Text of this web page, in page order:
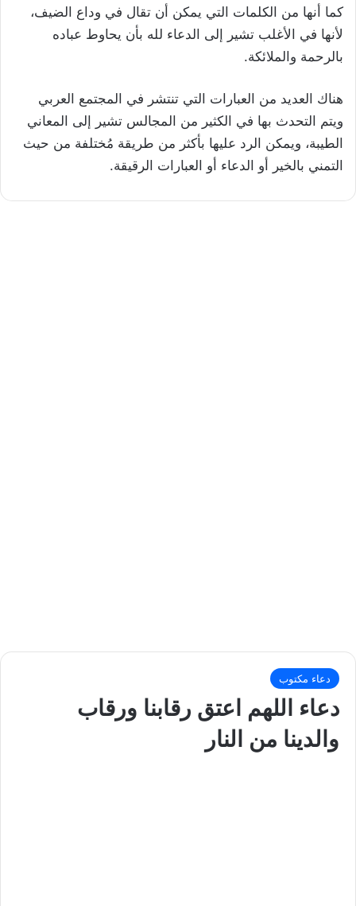
كما أنها من الكلمات التي يمكن أن تقال في وداع الضيف،
لأنها في الأغلب تشير إلى الدعاء لله بأن يحاوط عباده
بالرحمة والملائكة.
هناك العديد من العبارات التي تنتشر في المجتمع العربي
ويتم التحدث بها في الكثير من المجالس تشير إلى المعاني
الطيبة، ويمكن الرد عليها بأكثر من طريقة مُختلفة من حيث
التمني بالخير أو الدعاء أو العبارات الرقيقة.